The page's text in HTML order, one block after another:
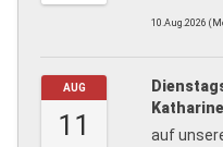
10.Aug.2026
AUG
11
auf